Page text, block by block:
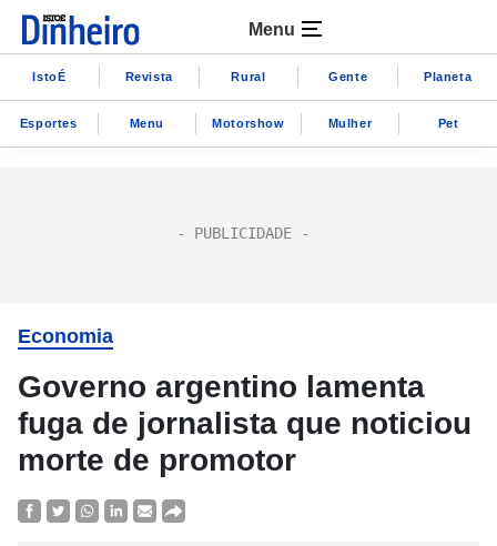
Menu
IstoÉ Revista Rural Gente Planeta
Esportes Menu Motorshow Mulher Pet
Economia
Governo argentino lamenta
fuga de jornalista que noticiou
morte de promotor